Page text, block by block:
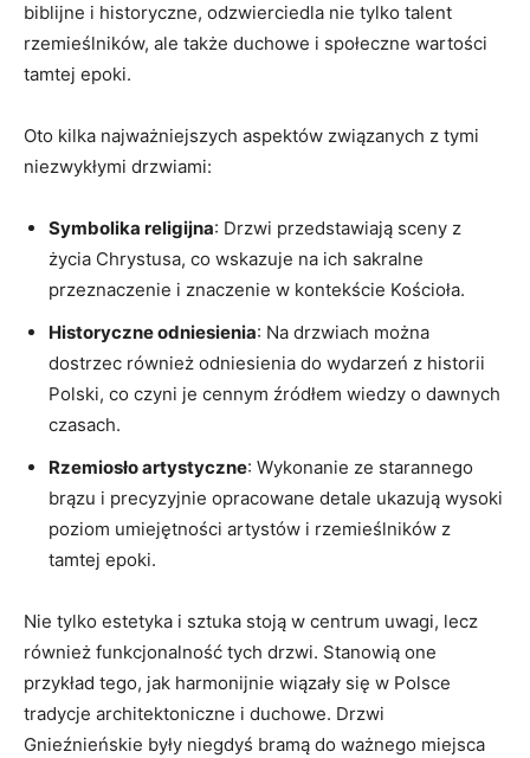
biblijne i historyczne, odzwierciedla nie tylko talent
rzemieślników, ⁤ale‌ także duchowe i społeczne wartości
tamtej epoki.
Oto kilka najważniejszych aspektów związanych ​z tymi
niezwykłymi ⁢drzwiami:
Symbolika religijna: Drzwi przedstawiają sceny z
życia Chrystusa, co wskazuje na ich sakralne⁣
przeznaczenie‌ i znaczenie w kontekście Kościoła.
Historyczne odniesienia: Na drzwiach można
dostrzec również odniesienia do⁣ wydarzeń z historii
Polski, co czyni je cennym źródłem wiedzy o dawnych
czasach.
Rzemiosło artystyczne: Wykonanie ze starannego
brązu i precyzyjnie opracowane ⁤detale ⁢ukazują wysoki
poziom umiejętności artystów i rzemieślników z
tamtej epoki.
Nie tylko estetyka i sztuka stoją w centrum uwagi, lecz
również funkcjonalność tych drzwi. Stanowią one
przykład tego, jak​ harmonijnie wiązały się w Polsce
tradycje ⁣architektoniczne i duchowe. Drzwi
Gnieźnieńskie były niegdyś bramą do ważnego miejsca ​